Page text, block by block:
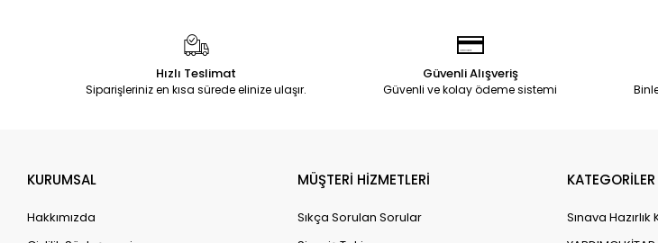
Hızlı Teslimat
Siparişleriniz en kısa sürede elinize ulaşır.
Güvenli Alışveriş
Güvenli ve kolay ödeme sistemi
KURUMSAL
Hakkımızda
MÜŞTERİ HİZMETLERİ
Sıkça Sorulan Sorular
KATEGORİLER
Sınava Hazırlık